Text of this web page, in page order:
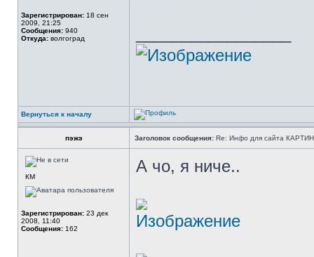
Зарегистрирован: 18 сен
2009, 21:25
Сообщения: 940
Откуда: волгоград
Вернуться к началу
пэжэ Заголовок сообщения: Re: Инфо для сайта
КМ
Зарегистрирован: 23 дек
2008, 11:40
Сообщения: 162
А чо, я ниче..